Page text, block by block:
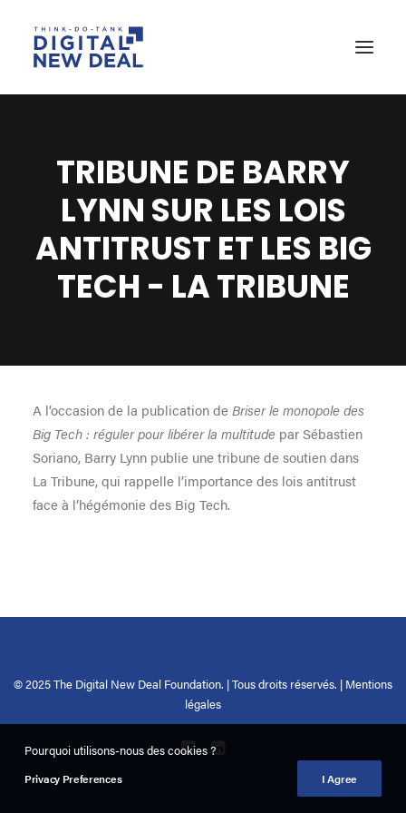
TRIBUNE DE BARRY
LYNN SUR LES LOIS
ANTITRUST ET LES BIG
TECH - LA TRIBUNE
A l’occasion de la publication deBriser le monopole des
Big Tech : réguler pour libérer la multitude par Sébastien
Soriano, Barry Lynn publie une tribune de soutien dans
La Tribune, qui rappelle l’importance des lois antitrust
face à l’hégémonie des Big Tech.
© 2025 The Digital New Deal Foundation. | Tous droits réservés. | Mentions
légales
Pourquoi utilisons-nous des cookies ?
Privacy Preferences I Agree